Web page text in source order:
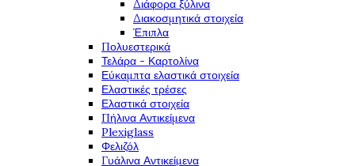
Διάφορα ξύλινα
Διακοσμητικά στοιχεία
Έπιπλα
Πολυεστερικά
Τελάρα - Καρτολίνα
Εύκαμπτα ελαστικά στοιχεία
Ελαστικές τρέσες
Ελαστικά στοιχεία
Πήλινα Αντικείμενα
Plexiglass
Φελιζόλ
Γυάλινα Αντικείμενα